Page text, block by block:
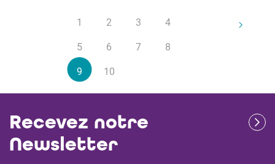
1 2 3 4
5 6 7 8
9 10
Recevez notre
Newsletter